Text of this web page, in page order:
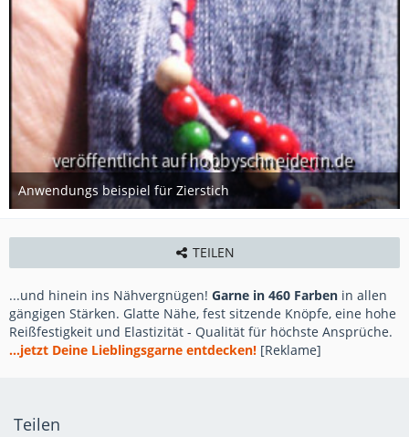
Anwendungs beispiel für Zierstich
23. Oktober 2012
TEILEN
...und hinein ins Nähvergnügen! Garne in 460 Farben in allen
gängigen Stärken. Glatte Nähe, fest sitzende Knöpfe, eine hohe
Reißfestigkeit und Elastizität - Qualität für höchste Ansprüche.
...jetzt Deine Lieblingsgarne entdecken! [Reklame]
Teilen